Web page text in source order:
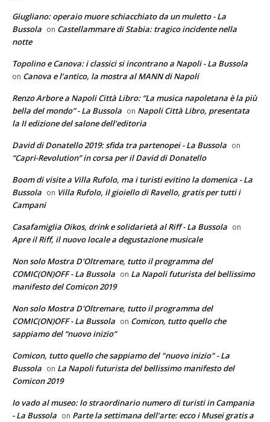
Giugliano: operaio muore schiacchiato da un muletto - La
Bussola on Castellammare di Stabia: tragico incidente nella
notte
Topolino e Canova: i classici si incontrano a Napoli - La Bussola
on Canova e l’antico, la mostra al MANN di Napoli
Renzo Arbore a Napoli Città Libro: “La musica napoletana è la più
bella del mondo” - La Bussola on Napoli Città Libro, presentata
la II edizione del salone dell’editoria
David di Donatello 2019: sfida tra partenopei - La Bussola on
“Capri-Revolution” in corsa per il David di Donatello
Boom di visite a Villa Rufolo, ma i turisti evitino la domenica - La
Bussola on Villa Rufolo, il gioiello di Ravello, gratis per tutti i
Campani
Casafamiglia Oikos, drink e solidarietà al Riff - La Bussola on
Apre il Riff, il nuovo locale a degustazione musicale
Non solo Mostra D'Oltremare, tutto il programma del
COMIC(ON)OFF - La Bussola on La Napoli futurista del bellissimo
manifesto del Comicon 2019
Non solo Mostra D'Oltremare, tutto il programma del
COMIC(ON)OFF - La Bussola on Comicon, tutto quello che
sappiamo del “nuovo inizio”
Comicon, tutto quello che sappiamo del "nuovo inizio" - La
Bussola on La Napoli futurista del bellissimo manifesto del
Comicon 2019
Io vado al museo: lo straordinario numero di turisti in Campania
- La Bussola on Parte la settimana dell’arte: ecco i Musei gratis a